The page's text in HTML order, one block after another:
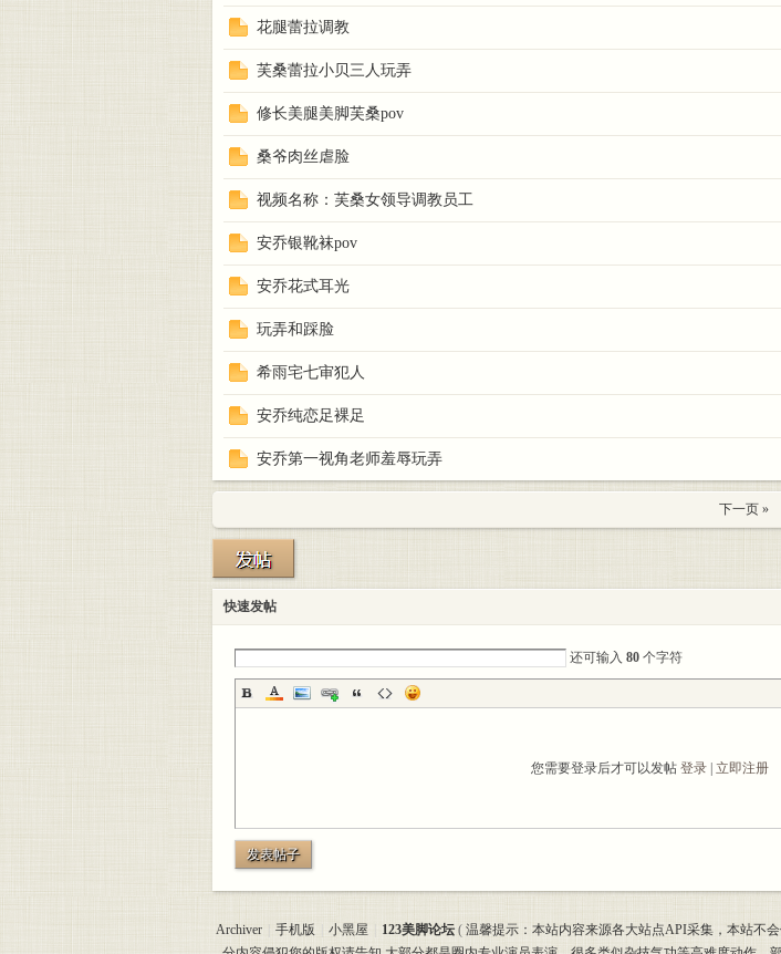
花腿蕾拉调教
芙桑蕾拉小贝三人玩弄
修长美腿美脚芙桑pov
桑爷肉丝虐脸
视频名称：芙桑女领导调教员工
安乔银靴袜pov
安乔花式耳光
玩弄和踩脸
希雨宅七审犯人
安乔纯恋足裸足
安乔第一视角老师羞辱玩弄
下一页 »
快速发帖
还可输入 80 个字符
您需要登录后才可以发帖 登录| 立即注册
发表帖子
Archiver 手机版 小黑屋 123美脚论坛 ( 温馨提示：本站内容来源各大站点API采集，本站不